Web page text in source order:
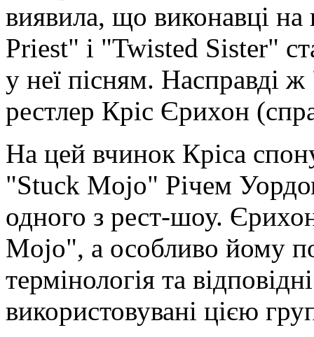
виявила, що виконавці
Priest" і "Twisted Sister"
у неї пісням. Насправді
рестлер Кріс Єрихон
На цей вчинок Кріса
"Stuck Mojo" Річем
одного з рест-шоу.
Mojo", а особливо йому
термінологія та
використовувані цією